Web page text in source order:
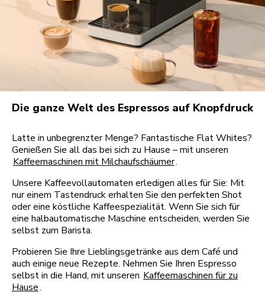
Die ganze Welt des Espressos auf Knopfdruck
Latte in unbegrenzter Menge? Fantastische Flat Whites?
Genießen Sie all das bei sich zu Hause – mit unseren
Kaffeemaschinen mit Milchaufschäumer.
Unsere Kaffeevollautomaten erledigen alles für Sie: Mit
nur einem Tastendruck erhalten Sie den perfekten Shot
oder eine köstliche Kaffeespezialität. Wenn Sie sich für
eine halbautomatische Maschine entscheiden, werden Sie
selbst zum Barista.
Probieren Sie Ihre Lieblingsgetränke aus dem Café und
auch einige neue Rezepte. Nehmen Sie Ihren Espresso
selbst in die Hand, mit unseren Kaffeemaschinen für zu
Hause.